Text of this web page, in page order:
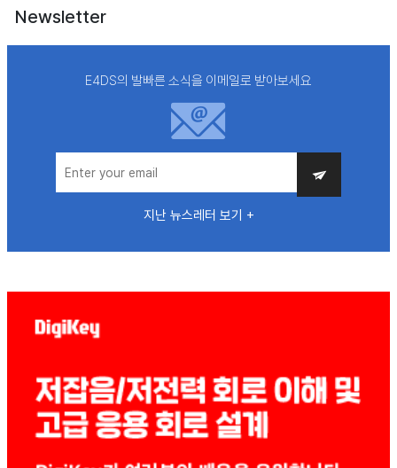
Newsletter
E4DS의 발빠른 소식을 이메일로 받아보세요
지난 뉴스레터 보기 +